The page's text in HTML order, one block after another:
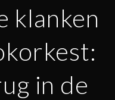
klanken
in de